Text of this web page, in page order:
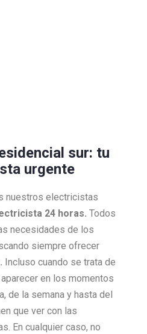
sur: tu
urgente
nuestros electricistas
24 horas. Todos
necesidades de los
siempre ofrecer
Incluso cuando se trata de
en los momentos
de la semana y hasta del
que ver con las
En cualquier caso, no